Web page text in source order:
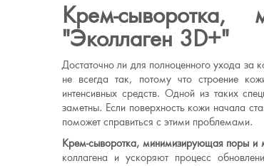
Крем-
"Эколлаген 3D+"
Достаточно ли для полноценного ухода за
не всегда так, потому что строение
интенсивных средств. Одной из таких
заметны. Если поверхность кожи начала
поможет справиться с этими проблемами.
Крем-сыворотка, минимизирующая поры
коллагена и ускоряют процесс